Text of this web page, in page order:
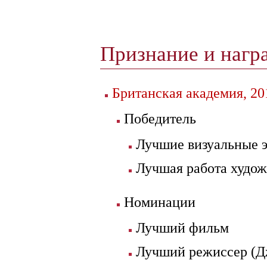
Признание и
Британская академия,
Победитель
Лучшие визуальные
Лучшая работа
Номинации
Лучший фильм
Лучший режиссер